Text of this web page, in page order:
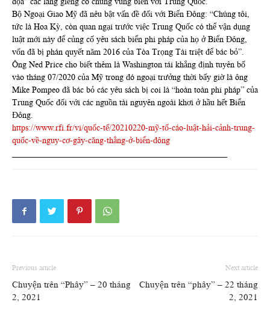
Bộ Ngoại Giao Mỹ đã nêu bật vấn đề đối với Biển Đông: “Chúng tôi,
tức là Hoa Kỳ, còn quan ngại trước việc Trung Quốc có thể vận dụng
luật mới này để củng cố yêu sách biển phi pháp của họ ở Biển Đông,
vốn đã bị phán quyết năm 2016 của Tòa Trọng Tài triệt để bác bỏ”.
Ông Ned Price cho biết thêm là Washington tái khẳng định tuyên bố
vào tháng 07/2020 của Mỹ trong đó ngoại trưởng thời bấy giờ là ông
Mike Pompeo đã bác bỏ các yêu sách bị coi là “hoàn toàn phi pháp” của
Trung Quốc đối với các nguồn tài nguyên ngoài khơi ở hầu hết Biển
Đông.
https://www.rfi.fr/vi/quốc-tế/20210220-mỹ-tố-cáo-luật-hải-cảnh-trung-
quốc-về-nguy-cơ-gây-căng-thẳng-ở-biển-đông
Previous article
Chuyện trên “Phây” – 20 tháng
2, 2021
Next article
Chuyện trên “phây” – 22 tháng
2, 2021